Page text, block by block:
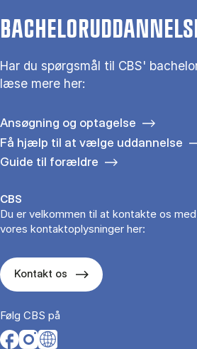
Har du spørgsmål til CBS'
læse mere her:
Ansøgning og optagelse
Få hjælp til at vælge uddannelse
Guide til forældre
CBS
Du er velkommen til at kontakte os
vores kontaktoplysninger her:
Kontakt os
Følg CBS på
Opens in a new tab
Opens in a new tab
Opens in a new tab